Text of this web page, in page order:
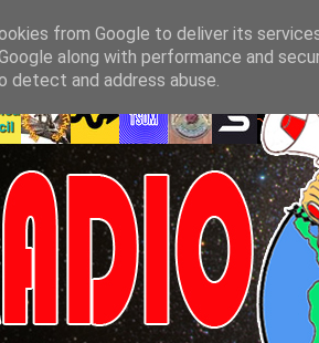
from Google to deliver its
along with performance and
detect and address abuse.